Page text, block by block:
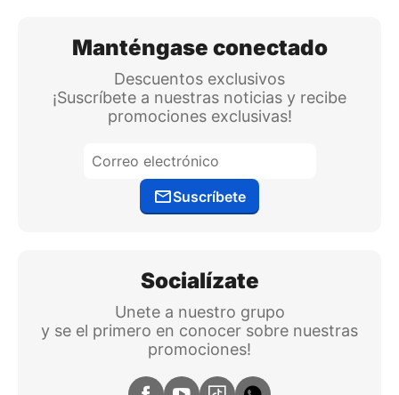
Manténgase conectado
Descuentos exclusivos
¡Suscríbete a nuestras noticias y recibe
promociones exclusivas!
Suscríbete
Socialízate
Unete a nuestro grupo
y se el primero en conocer sobre nuestras
promociones!